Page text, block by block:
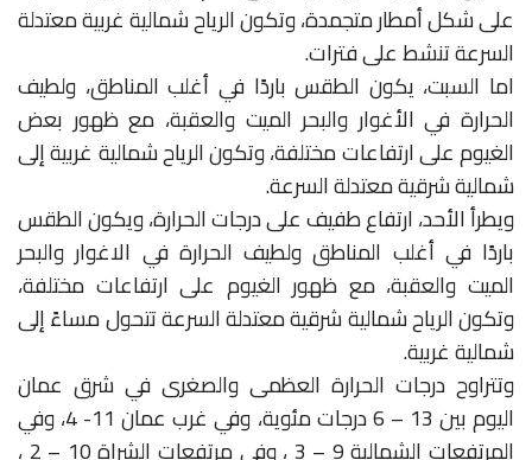
على شكل أمطار متجمدة، وتكون الرياح شمالية غربية معتدلة
السرعة تنشط على فترات.
اما السبت، يكون الطقس باردًا في أغلب المناطق، ولطيف
الحرارة في الأغوار والبحر الميت والعقبة، مع ظهور بعض
الغيوم على ارتفاعات مختلفة، وتكون الرياح شمالية غربية إلى
شمالية شرقية معتدلة السرعة.
ويطرأ الأحد، ارتفاع طفيف على درجات الحرارة، ويكون الطقس
باردًا في أغلب المناطق ولطيف الحرارة في الاغوار والبحر
الميت والعقبة، مع ظهور الغيوم على ارتفاعات مختلفة،
وتكون الرياح شمالية شرقية معتدلة السرعة تتحول مساءً إلى
شمالية غربية.
وتتراوح درجات الحرارة العظمى والصغرى في شرق عمان
اليوم بين 13 – 6 درجات مئوية، وفي غرب عمان 11- 4، وفي
المرتفعات الشمالية 9 – 3 ، وفي مرتفعات الشراة 10 – 2 ،